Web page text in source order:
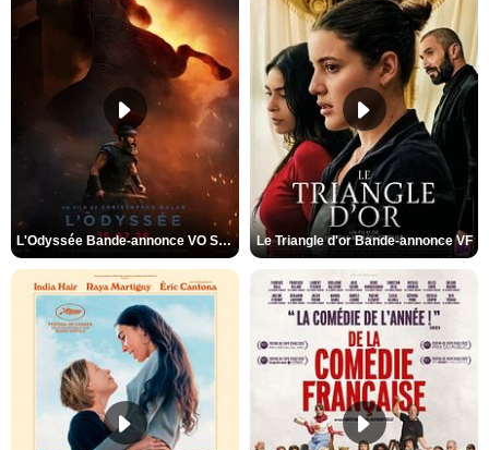
L'Odyssée Bande-annonce VO STFR Le Triangle d'or Bande-annonce VF